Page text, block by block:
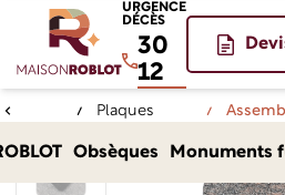
URGENCE
DÉCÈS
30
12
Obsèques Monuments
Plaques